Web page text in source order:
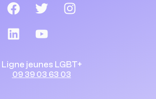
Ligne jeunes LGBT+
09 39 03 63 03